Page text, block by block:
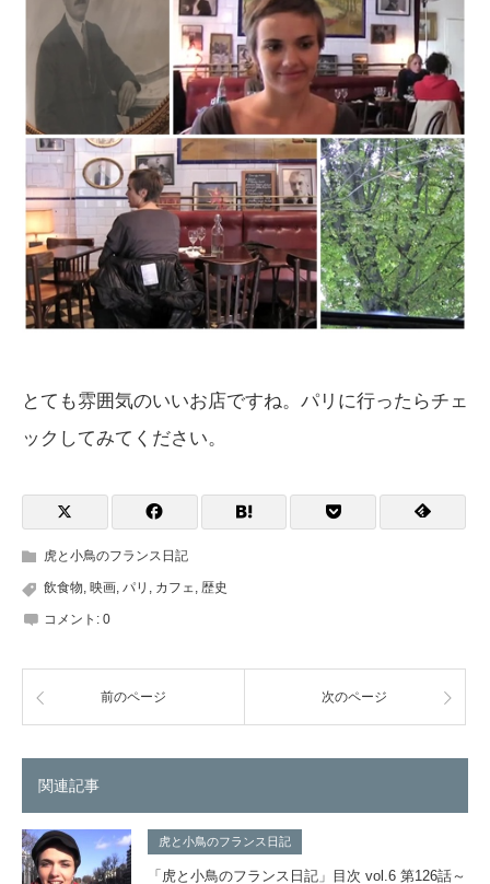
とても雰囲気のいいお店ですね。パリに行ったらチェ
ックしてみてください。
虎と小鳥のフランス日記
飲食物 映画 パリ カフェ 歴史
コメント: 0
前のページ 次のページ
関連記事
虎と小鳥のフランス日記
「虎と小鳥のフランス日記」目次 vol.6 第126話～